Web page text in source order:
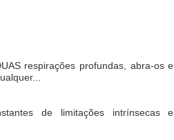
respirações profundas, abra-os e
de limitações intrínsecas e